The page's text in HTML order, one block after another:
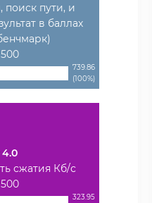
поиск пути, и
в баллах
739.86
(100%)
4.0
сжатия Кб/с
323.95